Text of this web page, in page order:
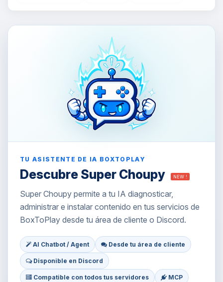
TU ASISTENTE DE IA BOXTOPLAY
Descubre Super Choupy NEW !
Super Choupy permite a tu IA diagnosticar,
administrar e instalar contenido en tus servicios de
BoxToPlay desde tu área de cliente o Discord.
AI Chatbot / Agent Desde tu área de cliente
Disponible en Discord
Compatible con todos tus servidores MCP